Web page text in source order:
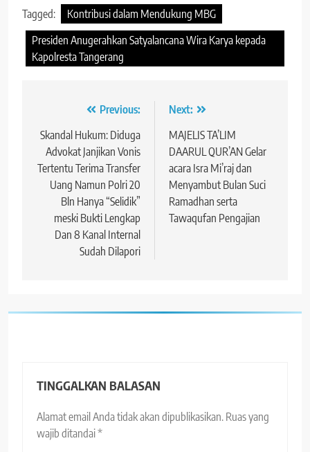
Tagged:
Kontribusi dalam Mendukung MBG
Presiden Anugerahkan Satyalancana Wira Karya kepada
Kapolresta Tangerang
Navigasi
pos
Previous:
Skandal Hukum: Diduga
Advokat Janjikan Vonis
Tertentu Terima Transfer
Uang Namun Polri 20
Bln Hanya “Selidik”
meski Bukti Lengkap
Dan 8 Kanal Internal
Sudah Dilapori
Next:
MAJELIS TA’LIM
DAARUL QUR’AN Gelar
acara Isra Mi’raj dan
Menyambut Bulan Suci
Ramadhan serta
Tawaqufan Pengajian
TINGGALKAN BALASAN
Alamat email Anda tidak akan dipublikasikan. Ruas yang
wajib ditandai*